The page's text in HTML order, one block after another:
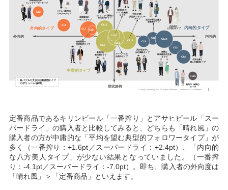
定番商品であるキリンビール「一番搾り」とアサヒビール「スー
パードライ」の購入者と比較してみると、どちらも「晴れ風」の
購入者の方が中庸的な「平均を望む典型的フォロワータイプ」が
多く（一番搾り：+1.6pt／スーパードライ：+2.4pt）、「内向的
な八方美人タイプ」が少ない結果となっていました。（一番搾
り：-4.1pt／スーパードライ：-7.0pt）。即ち、購入者の外向度は
「晴れ風」＞「定番商品」といえます。